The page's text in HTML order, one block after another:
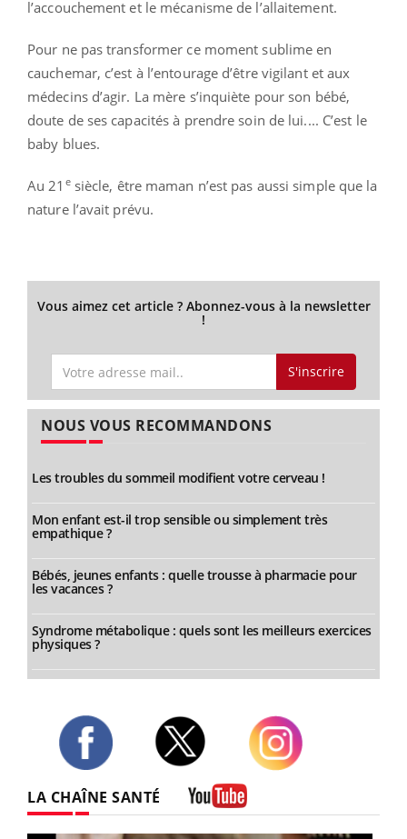
l’accouchement et le mécanisme de l’allaitement.
Pour ne pas transformer ce moment sublime en
cauchemar, c’est à l’entourage d’être vigilant et aux
médecins d’agir. La mère s’inquiète pour son bébé,
doute de ses capacités à prendre soin de lui.... C’est le
baby blues.
Au 21 esiècle, être maman n’est pas aussi simple que la
nature l’avait prévu.
Vous aimez cet article ? Abonnez-vous à la newsletter
!
S'inscrire
NOUS VOUS RECOMMANDONS
Les troubles du sommeil modifient votre cerveau !
Mon enfant est-il trop sensible ou simplement très
empathique ?
Bébés, jeunes enfants : quelle trousse à pharmacie pour
les vacances ?
Syndrome métabolique : quels sont les meilleurs exercices
physiques ?
LA CHAÎNE SANTÉ